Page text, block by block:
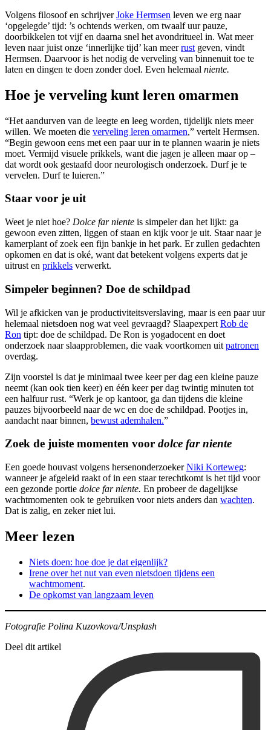
Volgens filosoof en schrijverJoke Hermsen leven we erg naar
‘opgelegde’ tijd: ’s ochtends werken, om twaalf uur pauze,
doorbikkelen tot vijf en daarna snel het avondritueel in. Wat meer
leven naar juist onze ‘innerlijke tijd’ kan meerrust geven, vindt
Hermsen. Daarvoor is het nodig de verveling van binnenuit toe te
laten en dingen te doen zonder doel. Even helemaal niente.
Hoe je verveling kunt leren omarmen
“Het aandurven van de leegte en leeg worden, tijdelijk niets meer
willen. We moeten die verveling leren omarmen,” vertelt Hermsen.
“Begin gewoon eens met een paar uur in te plannen waarin je niets
moet. Vermijd visuele prikkels, want die jagen je alleen maar op –
dat wordt ook gestaafd door neurologisch onderzoek. Durf je te
vervelen. Durf te luieren.”
Staar voor je uit
Weet je niet hoe? Dolce far niente is simpeler dan het lijkt: ga
gewoon even zitten, liggen of staan en kijk voor je uit. Staar naar je
kamerplant of zoek een fijn bankje in het park. Er zullen gedachten
opkomen en dat is oké, want dat betekent volgens experts dat je
uitrust en prikkels verwerkt.
Simpeler beginnen? Doe de schildpad
Wil je afkicken van je productiviteitsverslaving, maar is een paar uur
helemaal nietsdoen nog wat veel gevraagd? Slaapexpert Rob de
Ron tipt: doe de schildpad. De Ron is yogadocent en doet
onderzoek naar slaapproblemen, die vaak voortkomen uit patronen
overdag.
Zijn voorstel is dat je minimaal twee keer per dag een kleine pauze
neemt (kan ook tien keer) en één keer per dag twintig minuten tot
een halfuur rust. “Werk je op kantoor, ga dan tijdens die kleine
pauzes bijvoorbeeld naar de wc en doe de schildpad. Pootjes in,
aandacht naar binnen, bewust ademhalen.”
Zoek de juiste momenten voor dolce far niente
Een goede houvast volgens hersenonderzoekerNiki Korteweg:
wanneer je afgeleid raakt of in een staar terechtkomt is het tijd voor
een gezonde portie dolce far niente. En probeer de dagelijkse
wachtmomenten ook te gebruiken voor niets anders dan wachten.
Dat is zalig, en zeker niet lui.
Meer lezen
Niets doen: hoe doe je dat eigenlijk?
Irene over het nut van even nietsdoen tijdens een
wachtmoment.
De opkomst van langzaam leven
Fotografie Polina Kuzovkova/Unsplash
Deel dit artikel